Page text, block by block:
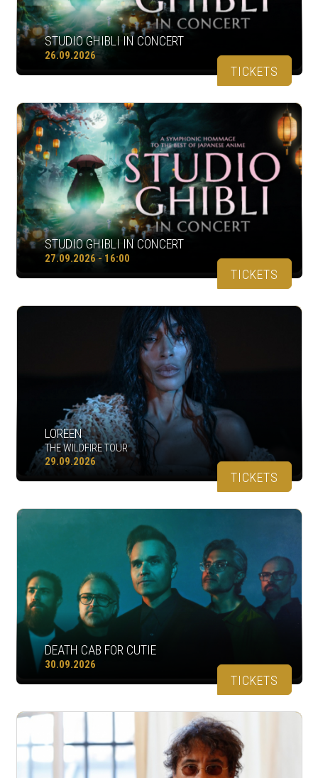
STUDIO GHIBLI IN CONCERT
26.09.2026
TICKETS
STUDIO GHIBLI IN CONCERT
27.09.2026 - 16:00
TICKETS
LOREEN
THE WILDFIRE TOUR
29.09.2026
TICKETS
DEATH CAB FOR CUTIE
30.09.2026
TICKETS